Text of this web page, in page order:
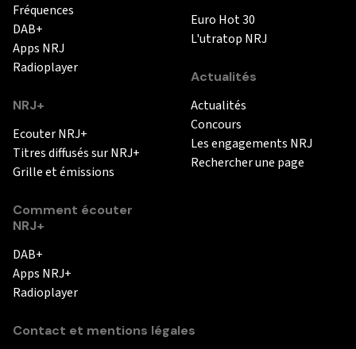
Fréquences
DAB+
Apps NRJ
Radioplayer
NRJ+
Ecouter NRJ+
Titres diffusés sur NRJ+
Grille et émissions
Comment écouter
NRJ+
DAB+
Apps NRJ+
Radioplayer
Euro Hot 30
L'utratop NRJ
Actualités
Actualités
Concours
Les engagements NRJ
Rechercher une page
Contact et mentions légales